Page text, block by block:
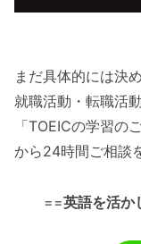
まだ具体的には決
就職活動・転職活
「TOEICの学習の
から24時間ご相談
==英語を活か